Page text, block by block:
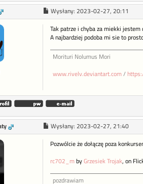
Wysłany: 2023-02-27, 20:11
Tak patrze i chyba za miekki
A najbardziej podoba mi sie to
Morituri Nolumus Mori
www.rivelv.deviantart.com/
Wysłany: 2023-02-27, 21:40
Pozwólcie że dołączę poza
rc702_mbyGrzesiek Trojak, on
pozdrawiam